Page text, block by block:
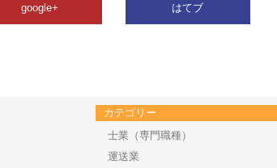
google+ はてブ
カテゴリー
士業（専門職種）
運送業